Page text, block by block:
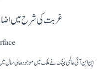
غربت کی شرح میں